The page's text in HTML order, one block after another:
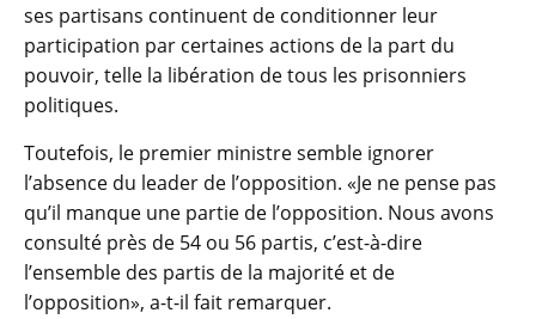
ses partisans continuent de conditionner leur
participation par certaines actions de la part du
pouvoir, telle la libération de tous les prisonniers
politiques.
Toutefois, le premier ministre semble ignorer
l’absence du leader de l’opposition. «Je ne pense pas
qu’il manque une partie de l’opposition. Nous avons
consulté près de 54 ou 56 partis, c’est-à-dire
l’ensemble des partis de la majorité et de
l’opposition», a-t-il fait remarquer.